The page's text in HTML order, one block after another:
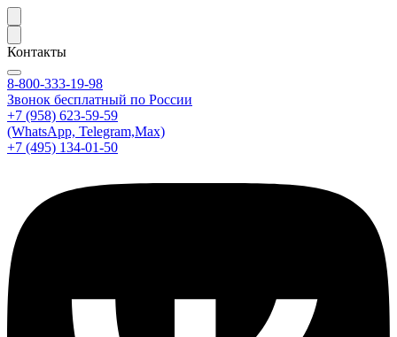
Контакты
8-800-333-19-98
Звонок бесплатный по России
+7 (958) 623-59-59
(WhatsApp, Telegram,Max)
+7 (495) 134-01-50